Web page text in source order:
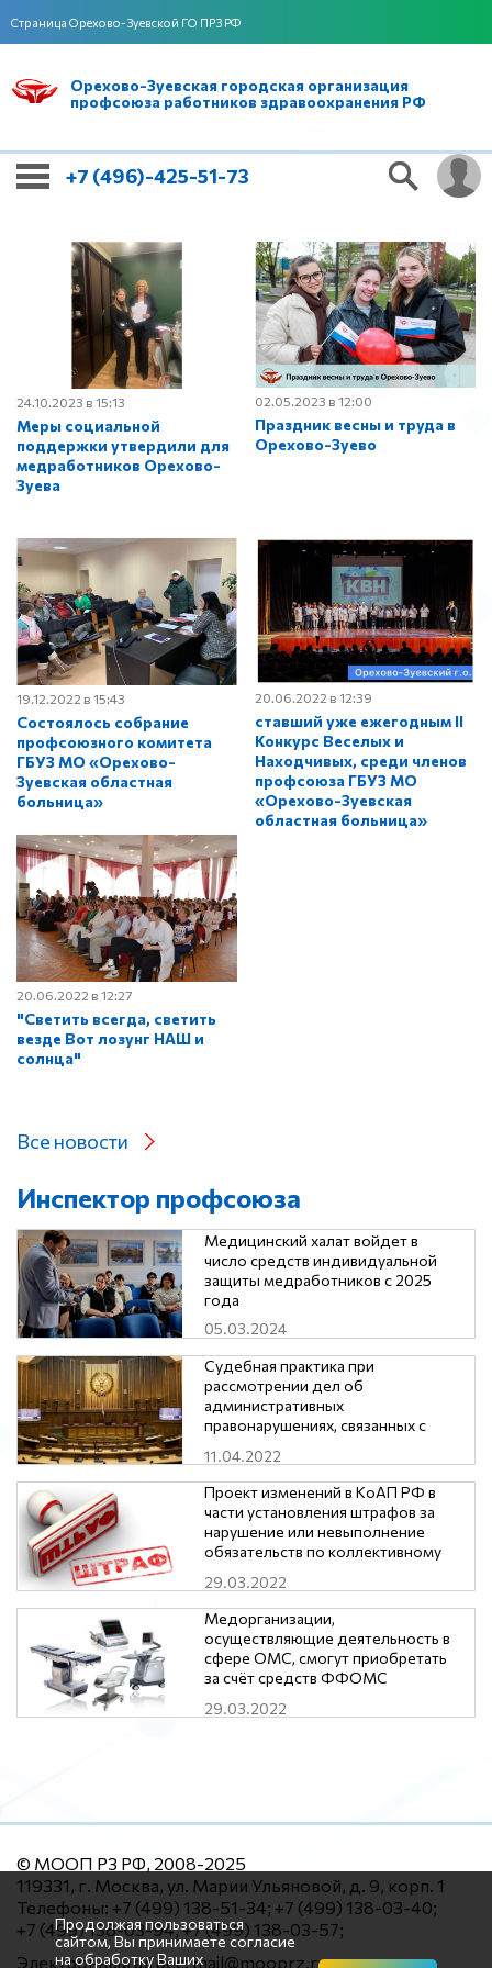
Страница Орехово-Зуевской ГО ПРЗ РФ
Орехово-Зуевская городская организация
профсоюза работников здравоохранения РФ
+7 (496)-425-51-73
24.10.2023 в 15:13
Меры социальной
поддержки утвердили для
медработников Орехово-
Зуева
02.05.2023 в 12:00
Праздник весны и труда в
Орехово-Зуево
19.12.2022 в 15:43
Состоялось собрание
профсоюзного комитета
ГБУЗ МО «Орехово-
Зуевская областная
больница»
20.06.2022 в 12:39
ставший уже ежегодным II
Конкурс Веселых и
Находчивых, среди членов
профсоюза ГБУЗ МО
«Орехово-Зуевская
областная больница»
20.06.2022 в 12:27
"Светить всегда, светить
везде Вот лозунг НАШ и
солнца"
Все новости
Инспектор профсоюза
Медицинский халат войдет в
число средств индивидуальной
защиты медработников с 2025
года
05.03.2024
Судебная практика при
рассмотрении дел об
административных
правонарушениях, связанных с
законодательства и иных
нормативных правовых актов
11.04.2022
Проект изменений в КоАП РФ в
части установления штрафов за
нарушение или невыполнение
обязательств по коллективному
29.03.2022
Медорганизации,
осуществляющие деятельность в
сфере ОМС, смогут приобретать
за счёт средств ФФОМС
млн. рублей.
29.03.2022
© МООП РЗ РФ, 2008-2025
119331, г. Москва, ул. Марии Ульяновой, д. 9, корп. 1
Телефоны: +7 (499) 138-51-34; +7 (499) 138-03-40;
+7 (499) 138-03-94; +7 (499) 138-03-57;
Электронный адрес: mail@mooprz.ru
Продолжая пользоваться
сайтом, Вы принимаете согласие
на обработку Ваших